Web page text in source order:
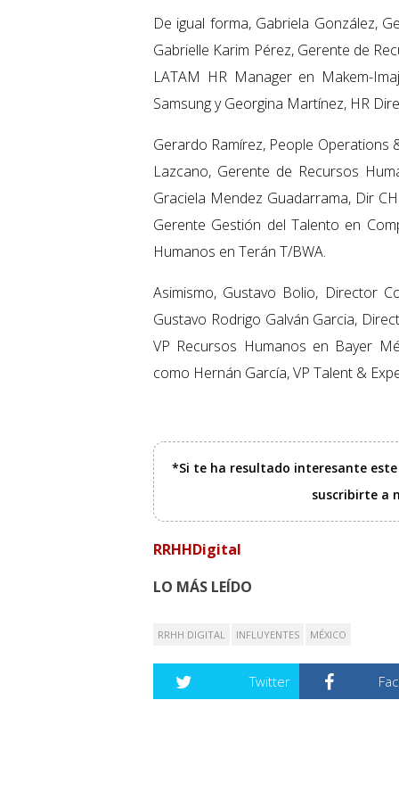
De igual forma, Gabriela González,
Gabrielle Karim Pérez, Gerente de
LATAM HR Manager en Makem-
Samsung y Georgina Martínez, HR
Gerardo Ramírez, People Operations
Lazcano, Gerente de Recursos
Graciela Mendez Guadarrama, Dir
Gerente Gestión del Talento en
Humanos en Terán T/BWA.
Asimismo, Gustavo Bolio, Director
Gustavo Rodrigo Galván Garcia,
VP Recursos Humanos en Bayer
como Hernán García, VP Talent &
*Si te ha resultado interesante
suscribirte a
RRHHDigital
LO MÁS LEÍDO
RRHH DIGITAL INFLUYENTES MÉXICO
Twitter